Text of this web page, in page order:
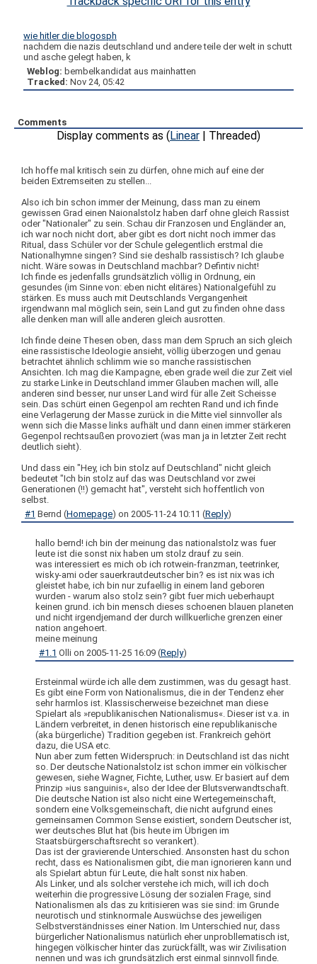
wie hitler die blogosph
nachdem die nazis deutschland und andere teile der welt in schutt
und asche gelegt haben, k
Weblog: bembelkandidat aus mainhatten
Tracked: Nov 24, 05:42
Comments
Display comments as (Linear | Threaded)
Ich hoffe mal kritisch sein zu dürfen, ohne mich auf eine der
beiden Extremseiten zu stellen...
Also ich bin schon immer der Meinung, dass man zu einem
gewissen Grad einen Naionalstolz haben darf ohne gleich Rassist
oder "Nationaler" zu sein. Schau dir Franzosen und Engländer an,
ich war noch nicht dort, aber gibt es dort nicht noch immer das
Ritual, dass Schüler vor der Schule gelegentlich erstmal die
Nationalhymne singen? Sind sie deshalb rassistisch? Ich glaube
nicht. Wäre sowas in Deutschland machbar? Defintiv nicht!
Ich finde es jedenfalls grundsätzlich völlig in Ordnung, ein
gesundes (im Sinne von: eben nicht elitäres) Nationalgefühl zu
stärken. Es muss auch mit Deutschlands Vergangenheit
irgendwann mal möglich sein, sein Land gut zu finden ohne dass
alle denken man will alle anderen gleich ausrotten.
Ich finde deine Thesen oben, dass man dem Spruch an sich gleich
eine rassistische Ideologie ansieht, völlig überzogen und genau
betrachtet ähnlich schlimm wie so manche rassistischen
Ansichten. Ich mag die Kampagne, eben grade weil die zur Zeit viel
zu starke Linke in Deutschland immer Glauben machen will, alle
anderen sind besser, nur unser Land wird für alle Zeit Scheisse
sein. Das schürt einen Gegenpol am rechten Rand und ich finde
eine Verlagerung der Masse zurück in die Mitte viel sinnvoller als
wenn sich die Masse links aufhält und dann einen immer stärkeren
Gegenpol rechtsaußen provoziert (was man ja in letzter Zeit recht
deutlich sieht).
Und dass ein "Hey, ich bin stolz auf Deutschland" nicht gleich
bedeutet "Ich bin stolz auf das was Deutschland vor zwei
Generationen (!!) gemacht hat", versteht sich hoffentlich von
selbst.
#1 Bernd (Homepage) on 2005-11-24 10:11 (Reply)
hallo bernd! ich bin der meinung das nationalstolz was fuer
leute ist die sonst nix haben um stolz drauf zu sein.
was interessiert es mich ob ich rotwein-franzman, teetrinker,
wisky-ami oder sauerkrautdeutscher bin? es ist nix was ich
gleistet habe, ich bin nur zufaellig in einem land geboren
wurden - warum also stolz sein? gibt fuer mich ueberhaupt
keinen grund. ich bin mensch dieses schoenen blauen planeten
und nicht irgendjemand der durch willkuerliche grenzen einer
nation angehoert.
meine meinung
#1.1 Olli on 2005-11-25 16:09 (Reply)
Ersteinmal würde ich alle dem zustimmen, was du gesagt hast.
Es gibt eine Form von Nationalismus, die in der Tendenz eher
sehr harmlos ist. Klassischerweise bezeichnet man diese
Spielart als »republikanischen Nationalismus«. Dieser ist v.a. in
Ländern verbreitet, in denen historisch eine republikanische
(aka bürgerliche) Tradition gegeben ist. Frankreich gehört
dazu, die USA etc.
Nun aber zum fetten Widerspruch: in Deutschland ist das nicht
so. Der deutsche Nationalstolz ist schon immer ein völkischer
gewesen, siehe Wagner, Fichte, Luther, usw. Er basiert auf dem
Prinzip »ius sanguinis«, also der Idee der Blutsverwandtschaft.
Die deutsche Nation ist also nicht eine Wertegemeinschaft,
sondern eine Volksgemeinschaft, die nicht aufgrund eines
gemeinsamen Common Sense existiert, sondern Deutscher ist,
wer deutsches Blut hat (bis heute im Übrigen im
Staatsbürgerschaftsrecht so verankert).
Das ist der gravierende Unterschied. Ansonsten hast du schon
recht, dass es Nationalismen gibt, die man ignorieren kann und
als Spielart abtun für Leute, die halt sonst nix haben.
Als Linker, und als solcher verstehe ich mich, will ich doch
weiterhin die progressive Lösung der sozialen Frage, sind
Nationalismen als das zu kritisieren was sie sind: im Grunde
neurotisch und stinknormale Auswüchse des jeweiligen
Selbstverständnisses einer Nation. Im Unterschied nur, dass
bürgerlicher Nationalismus natürlich eher unprobllematisch ist,
hingegen völkischer hinter das zurückfällt, was wir Zivilisation
nennen und was ich grundsätzlich erst einmal sinnvoll finde.